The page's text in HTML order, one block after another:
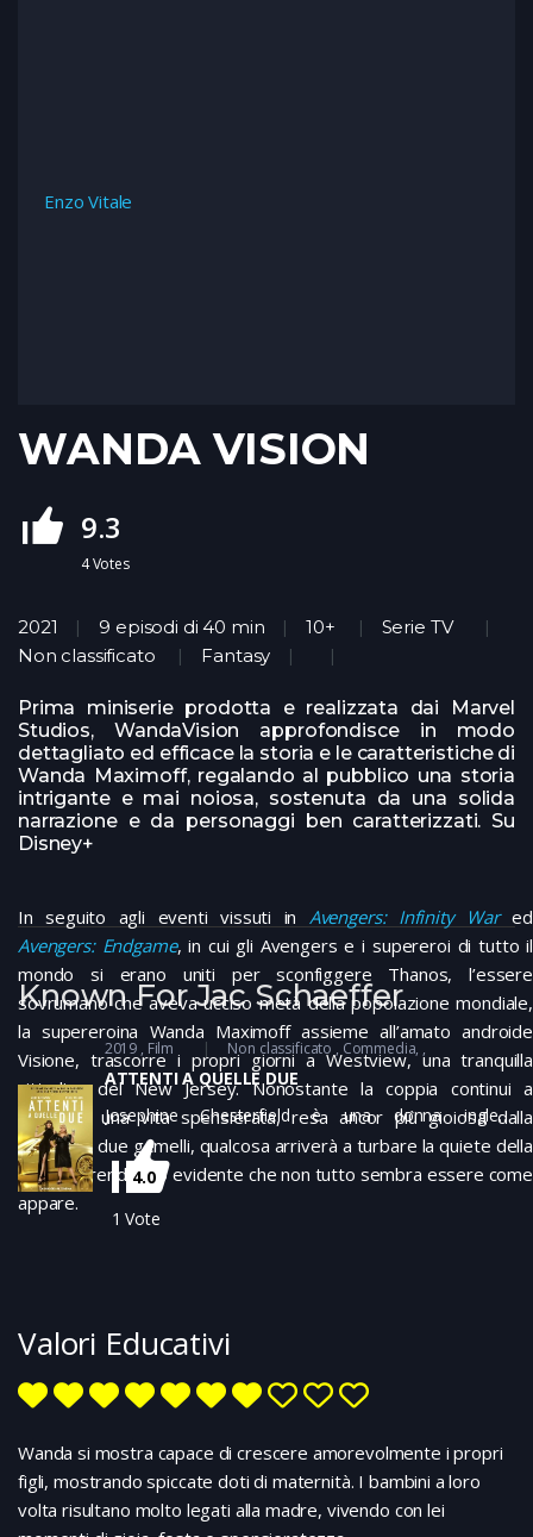
WANDA VISION
9.3
4Votes
2021 9 episodi di 40 min 10+
Serie TV
Non classificato
Fantasy
Prima miniserie prodotta e realizzata dai Marvel
Studios, WandaVision approfondisce in modo
dettagliato ed efficace la storia e le caratteristiche di
Wanda Maximoff, regalando al pubblico una storia
intrigante e mai noiosa, sostenuta da una solida
narrazione e da personaggi ben caratterizzati. Su
Disney+
In seguito agli eventi vissuti in Avengers: Infinity Wared
Avengers: Endgame, in cui gli Avengers e i supereroi di tutto il
mondo si erano uniti per sconfiggere Thanos, l’essere
sovrumano che aveva ucciso metà della popolazione mondiale,
la supereroina Wanda Maximoff assieme all’amato androide
Visione, trascorre i propri giorni a Westview, una tranquilla
cittadina del New Jersey. Nonostante la coppia continui a
condurre una vita spensierata, resa ancor più gioiosa dalla
nascita di due gemelli, qualcosa arriverà a turbare la quiete della
cittadina rendendo evidente che non tutto sembra essere come
appare.
Known For Jac Schaeffer
2019 Film Non classificato Commedia
ATTENTI A QUELLE DUE
Josephine Chesterfield è una donna inglese
affascinante e seducente, proprietaria di una lussuosa
villa a Beaumont-sur-Mer e con un debole per le truffe
compiute ai danni di uomini ricchi e ingenui. Un giorno,
nella sua vita irrompe Penny Rust, una truffatrice
più brava…
4.0
1 Vote
Valori Educativi
Wanda si mostra capace di crescere amorevolmente i propri
figli, mostrando spiccate doti di maternità. I bambini a loro
volta risultano molto legati alla madre, vivendo con lei
Enzo Vitale